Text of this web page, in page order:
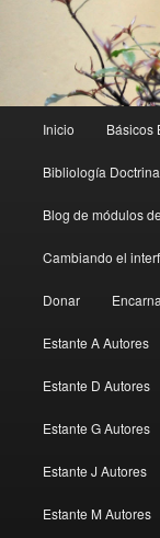
principal
Inicio Básicos
Bibliología
Blog de módulos
Cambiando el
Donar
Estante A Autores
Estante D Autores
Estante G Autores
Estante J Autores
Estante M Autores